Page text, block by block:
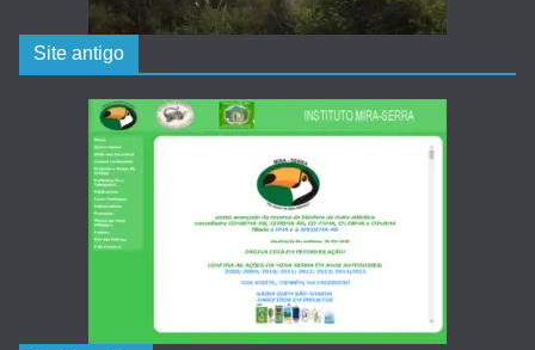
Site antigo